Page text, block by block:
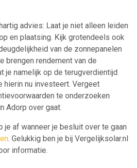
advies: Laat je niet alleen leiden
en plaatsing. Kijk grotendeels ook
van de zonnepanelen
brengen rendement van de
je namelijk op de terugverdientijd
hierin nu investeert. Vergeet
te onderzoeken
Adorp over gaat.
je af wanneer je besluit over te gaan
. Gelukkig ben je bij Vergelijksolar.nl
informatie.